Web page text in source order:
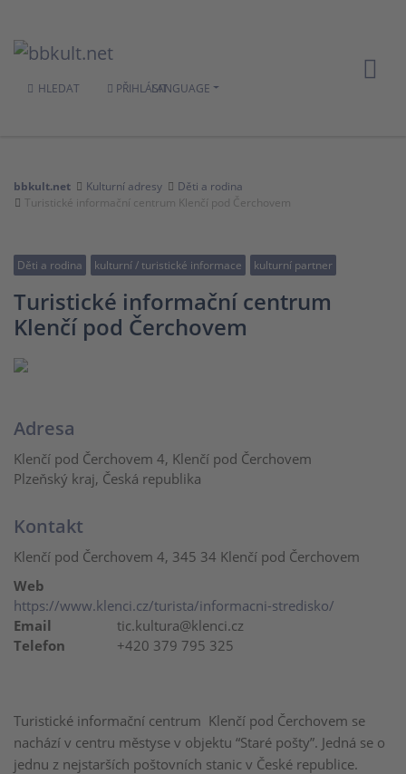
HLEDAT PŘIHLÁSITLANGUAGE
bbkult.net Kulturní adresy
Děti a rodina
Turistické informační centrum Klenčí pod Čerchovem
Děti a rodina kulturní / turistické informace kulturní partner
Turistické informační centrum
Klenčí pod Čerchovem
Turistické informační centrum Klenčí pod Čerchovem se
nachází v centru městyse v objektu “Staré pošty”. Jedná se o
jednu z nejstarších poštovních stanic v České republice.
Adresa
Klenčí pod Čerchovem 4, Klenčí pod Čerchovem
Plzeňský kraj, Česká republika
Kontakt
Klenčí pod Čerchovem 4, 345 34 Klenčí pod Čerchovem
Web
https://www.klenci.cz/turista/informacni-stredisko/
Email
tic.kultura@klenci.cz
Telefon
+420 379 795 325